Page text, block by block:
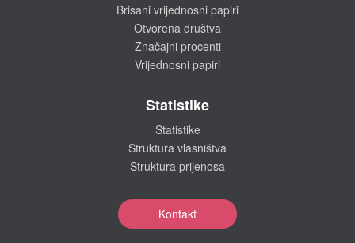
Brisani vrijednosni papiri
Otvorena društva
Značajni procenti
Vrijednosni papiri
Statistike
Statistike
Struktura vlasništva
Struktura prijenosa
Kontakt